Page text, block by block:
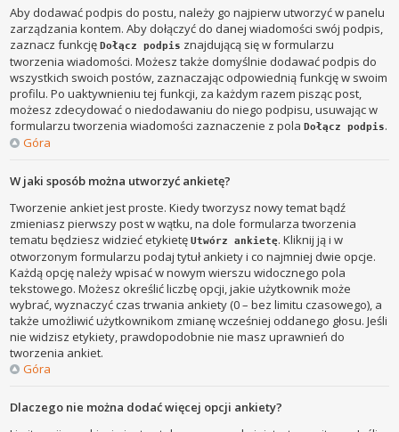
Aby dodawać podpis do postu, należy go najpierw utworzyć w panelu
zarządzania kontem. Aby dołączyć do danej wiadomości swój podpis,
zaznacz funkcjęDołącz podpis znajdującą się w formularzu
tworzenia wiadomości. Możesz także domyślnie dodawać podpis do
wszystkich swoich postów, zaznaczając odpowiednią funkcję w swoim
profilu. Po uaktywnieniu tej funkcji, za każdym razem pisząc post,
możesz zdecydować o niedodawaniu do niego podpisu, usuwając w
formularzu tworzenia wiadomości zaznaczenie z polaDołącz podpis.
Góra
W jaki sposób można utworzyć ankietę?
Tworzenie ankiet jest proste. Kiedy tworzysz nowy temat bądź
zmieniasz pierwszy post w wątku, na dole formularza tworzenia
tematu będziesz widzieć etykietęUtwórz ankietę. Kliknij ją i w
otworzonym formularzu podaj tytuł ankiety i co najmniej dwie opcje.
Każdą opcję należy wpisać w nowym wierszu widocznego pola
tekstowego. Możesz określić liczbę opcji, jakie użytkownik może
wybrać, wyznaczyć czas trwania ankiety (0 – bez limitu czasowego), a
także umożliwić użytkownikom zmianę wcześniej oddanego głosu. Jeśli
nie widzisz etykiety, prawdopodobnie nie masz uprawnień do
tworzenia ankiet.
Góra
Dlaczego nie można dodać więcej opcji ankiety?